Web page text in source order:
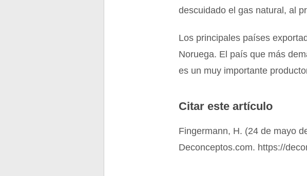
descuidado el gas natural, al
Los principales países
Noruega. El país que más
es un muy importante
Citar este artículo
Fingermann, H. (24 de mayo
Deconceptos.com. https://